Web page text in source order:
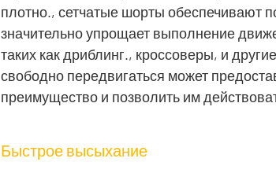
плотно., сетчатые шорты обеспечивают
значительно упрощает выполнение
таких как дриблинг., кроссоверы, и
свободно передвигаться может
преимущество и позволить им
Быстрое высыхание